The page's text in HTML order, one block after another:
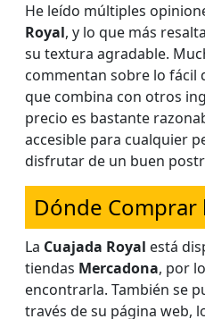
He leído múltiples
Royal, y lo que más
su textura agradable.
commentan sobre lo fácil
que combina con otros
precio es bastante
accesible para cualquier
disfrutar de un buen
Dónde Comprar
La Cuajada Royal está
tiendas Mercadona, por
encontrarla. También se
través de su página web,